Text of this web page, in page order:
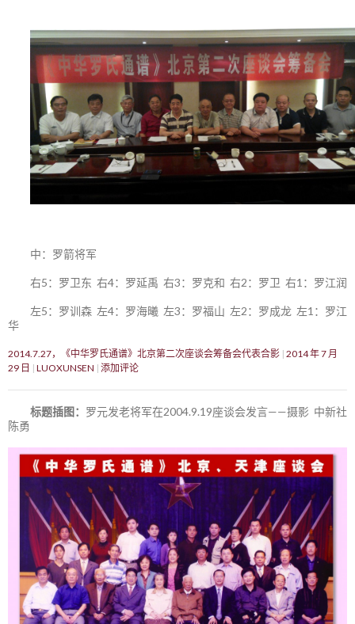
中：罗箭将军
右5：罗卫东 右4：罗延禹 右3：罗克和 右2：罗卫 右1：罗江润
左5：罗训森 左4：罗海曦 左3：罗福山 左2：罗成龙 左1：罗江
华
2014.7.27，《中华罗氏通谱》北京第二次座谈会筹备会代表合影 2014 年 7 月
29 日
LUOXUNSEN 添加评论
标题插图： 罗元发老将军在2004.9.19座谈会发言——摄影 中新社
陈勇